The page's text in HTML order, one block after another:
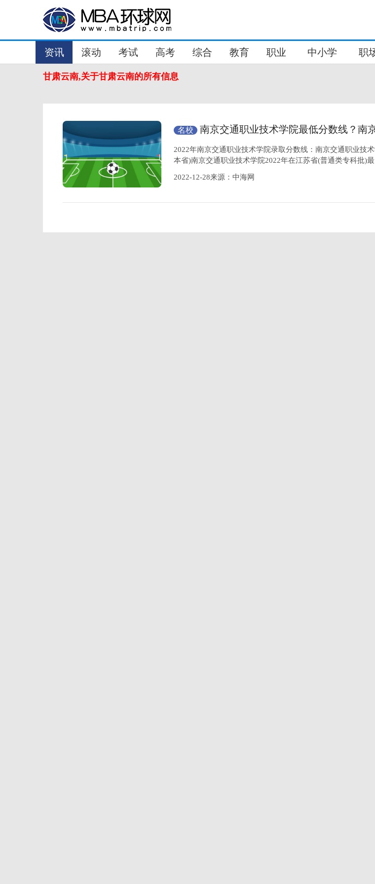
资讯 滚动 考试 高考 综合 教育 职业 中小学 职
甘肃云南,关于甘肃云南的所有信息
名校
南京交通职业技术学院最低分数线？南
职业技术学院简介
2022年南京交通职业技术学院录取分数线：南京交通职业技
本省)南京交通职业技术学院2022年在江苏省(普通类专科批)最
2022-12-28来源：中海网